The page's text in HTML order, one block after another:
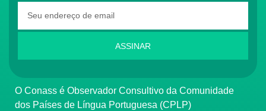
ASSINAR
O Conass é Observador Consultivo da Comunidade
dos Países de Língua Portuguesa (CPLP)